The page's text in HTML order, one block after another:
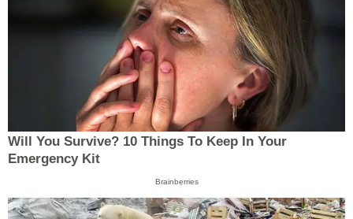
Will You Survive? 10 Things To Keep In Your
Emergency Kit
Brainberries